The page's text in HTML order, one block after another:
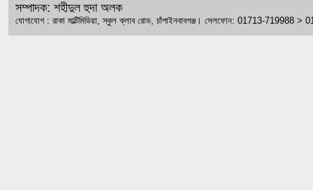
সম্পাদক: শহীদুল হুদা অলক
যোগাযোগ : রাকা মাল্টিমিডিয়া, স্কুল ক্লাব রোড, চাঁপাইনবাবগঞ্জ। সেলফোন: 01713-